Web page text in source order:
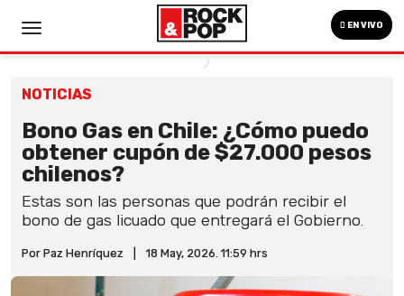
EN VIVO
NOTICIAS
Bono Gas en Chile: ¿Cómo puedo
obtener cupón de $27.000 pesos
chilenos?
Estas son las personas que podrán recibir el
bono de gas licuado que entregará el Gobierno.
Por Paz Henríquez 18 May, 2026. 11:59 hrs